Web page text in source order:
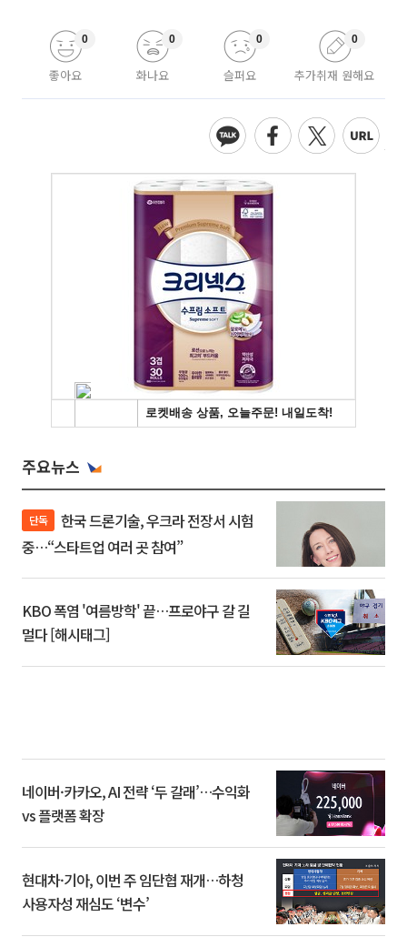
좋아요
0
화나요
0
슬퍼요
0
추가취재 원해요
0
주요뉴스
단독
중…“스타트업 여러 곳 참여”
KBO 폭염 '여름방학' 끝…프로야구 갈 길
멀다 [해시태그]
네이버·카카오, AI 전략 ‘두 갈래’…수익화
vs 플랫폼 확장
현대차·기아, 이번 주 임단협 재개…하청
사용자성 재심도 ‘변수’